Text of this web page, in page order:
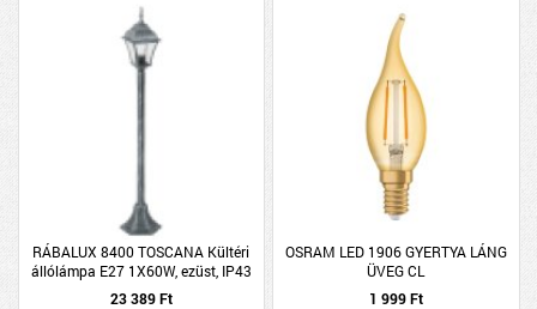
RÁBALUX 8400 TOSCANA Kültéri
állólámpa E27 1X60W, ezüst, IP43
23 389 Ft
OSRAM LED 1906 GYERTYA LÁNG
ÜVEG CL
1 999 Ft